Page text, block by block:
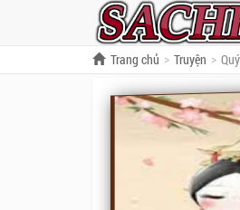
Trang chủ Truyện